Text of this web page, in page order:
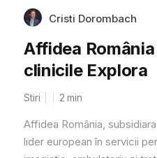
Cristi Dorombach
Affidea
clinicile Explora
Stiri 2 min
Affidea România,
lider european în servicii